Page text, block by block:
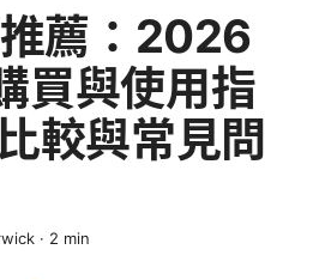
薦：2026
買與使用指
較與常見問
· 2 min